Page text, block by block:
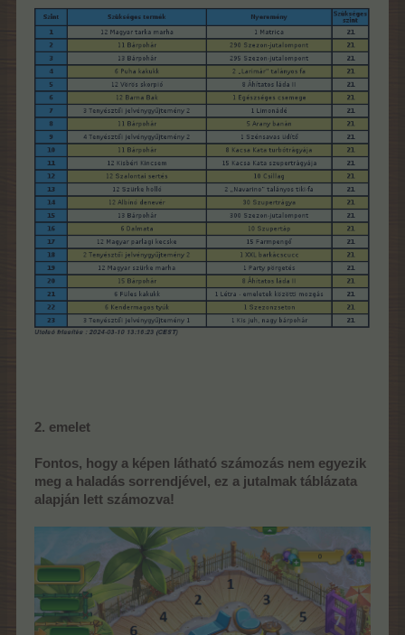
2. emelet
Fontos, hogy a képen látható számozás nem egyezik
meg a haladás sorrendjével, ez a jutalmak táblázata
alapján lett számozva!